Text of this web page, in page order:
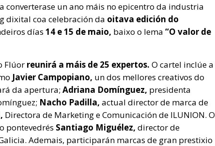
converterase un ano máis no epicentro da industria
dixital coa celebración da oitava edición do
días 14 e 15 de maio, baixo o lema “O valor de
Flúor reunirá a máis de 25 expertos. O cartel inclúe a
Javier Campopiano, un dos mellores creativos do
da apertura; Adriana Domínguez, presidenta
Nacho Padilla, actual director de marca de
Directora de Marketing e Comunicación de ILUNION. O
pontevedrés Santiago Miguélez, director de
Ademais, participarán marcas de gran prestixio